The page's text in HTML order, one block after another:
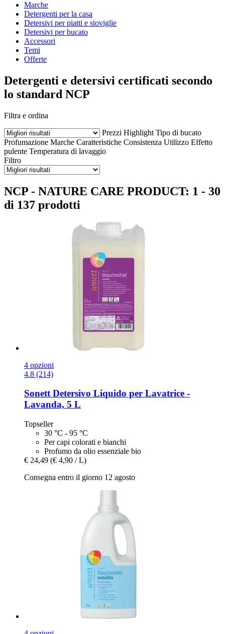
Marche
Detergenti per la casa
Detersivi per piatti e stoviglie
Detersivi per bucato
Accessori
Temi
Offerte
Detergenti e detersivi certificati secondo
lo standard NCP
Filtra e ordina
Prezzi Highlight Tipo di bucato
Profumazione Marche Caratteristiche Consistenza Utilizzo Effetto
pulente Temperatura di lavaggio
Filtro
NCP - NATURE CARE PRODUCT: 1 - 30
di 137 prodotti
4 opzioni
4.8 (214)
SonettDetersivo Liquido per Lavatrice -​
Lavanda, 5 L
Topseller
30 °C - 95 °C
Per capi colorati e bianchi
Profumo da olio essenziale bio
€ 24,49 (€ 4,90 / L)
Consegna entro il giorno 12 agosto